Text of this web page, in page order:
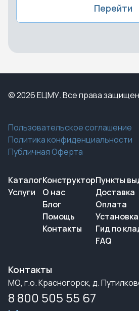
Перейти
© 2026 ЕЦМУ. Все права
Пользовательское соглашение
Политика конфиденциальности
Публичная Оферта
Каталог
Услуги
Конструктор
О нас
Блог
Помощь
Контакты
Пункты
Доставка
Оплата
Установка
Гид по
FAQ
Контакты
МО, г.о. Красногорск, д.
8 800 505 55 67